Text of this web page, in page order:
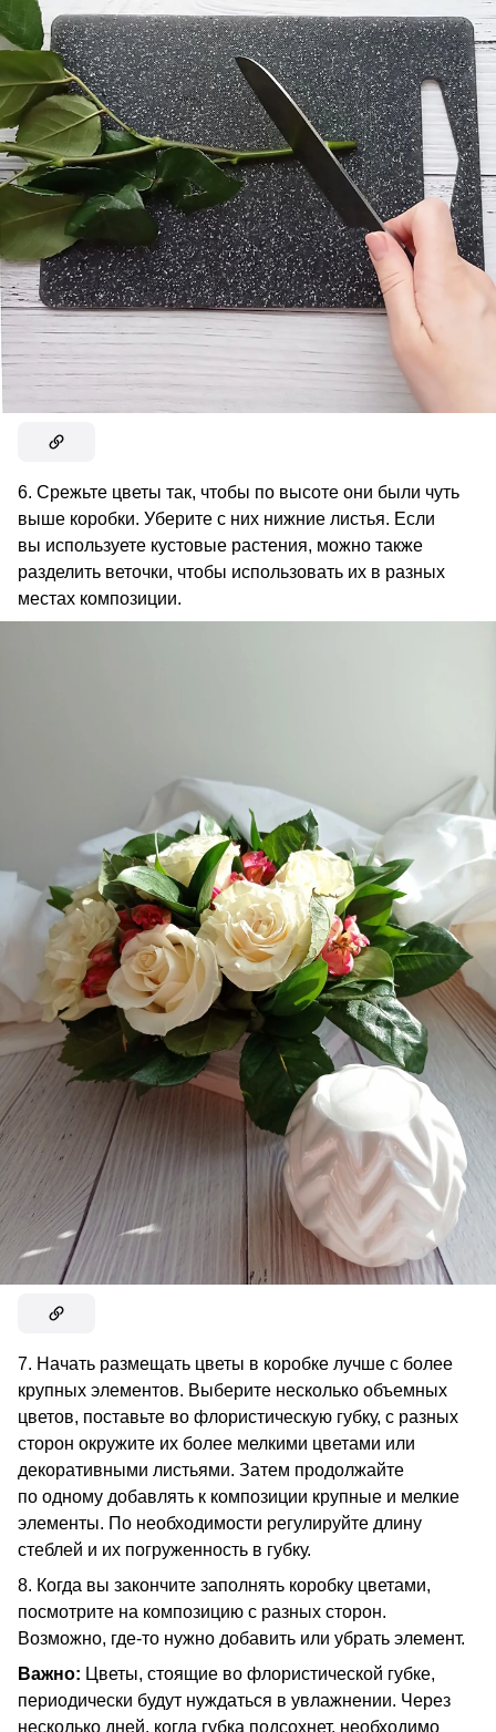
6. Срежьте цветы так, чтобы по высоте они были чуть
выше коробки. Уберите с них нижние листья. Если
вы используете кустовые растения, можно также
разделить веточки, чтобы использовать их в разных
местах композиции.
7. Начать размещать цветы в коробке лучше с более
крупных элементов. Выберите несколько объемных
цветов, поставьте во флористическую губку, с разных
сторон окружите их более мелкими цветами или
декоративными листьями. Затем продолжайте
по одному добавлять к композиции крупные и мелкие
элементы. По необходимости регулируйте длину
стеблей и их погруженность в губку.
8. Когда вы закончите заполнять коробку цветами,
посмотрите на композицию с разных сторон.
Возможно, где-то нужно добавить или убрать элемент.
Важно: Цветы, стоящие во флористической губке,
периодически будут нуждаться в увлажнении. Через
несколько дней, когда губка подсохнет, необходимо